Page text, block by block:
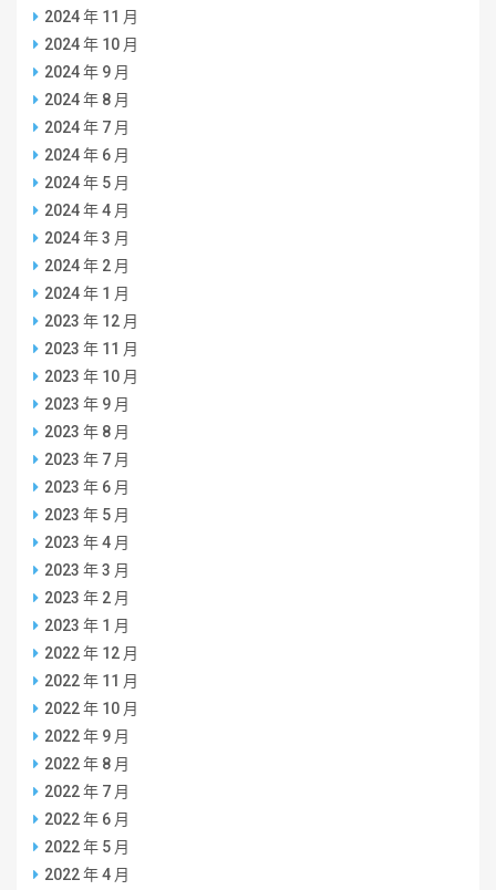
2024 年 11 月
2024 年 10 月
2024 年 9 月
2024 年 8 月
2024 年 7 月
2024 年 6 月
2024 年 5 月
2024 年 4 月
2024 年 3 月
2024 年 2 月
2024 年 1 月
2023 年 12 月
2023 年 11 月
2023 年 10 月
2023 年 9 月
2023 年 8 月
2023 年 7 月
2023 年 6 月
2023 年 5 月
2023 年 4 月
2023 年 3 月
2023 年 2 月
2023 年 1 月
2022 年 12 月
2022 年 11 月
2022 年 10 月
2022 年 9 月
2022 年 8 月
2022 年 7 月
2022 年 6 月
2022 年 5 月
2022 年 4 月